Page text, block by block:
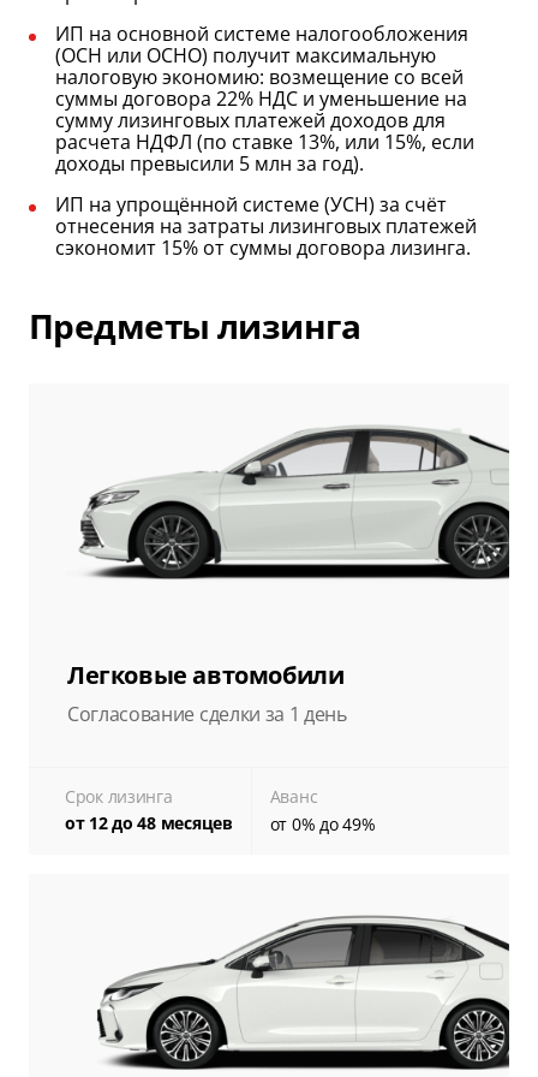
ИП на основной системе налогообложения
(ОСН или ОСНО) получит максимальную
налоговую экономию: возмещение со всей
суммы договора 22% НДС и уменьшение на
сумму лизинговых платежей доходов для
расчета НДФЛ (по ставке 13%, или 15%, если
доходы превысили 5 млн за год).
ИП на упрощённой системе (УСН) за счёт
отнесения на затраты лизинговых платежей
сэкономит 15% от суммы договора лизинга.
Предметы лизинга
Легковые автомобили
Согласование сделки за 1 день
Срок лизинга
от 12 до 48 месяцев
Аванс
от 0% до 49%